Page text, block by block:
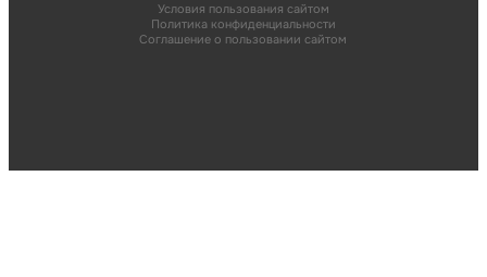
Условия пользования сайтом
Политика конфиденциальности
Соглашение о пользовании сайтом